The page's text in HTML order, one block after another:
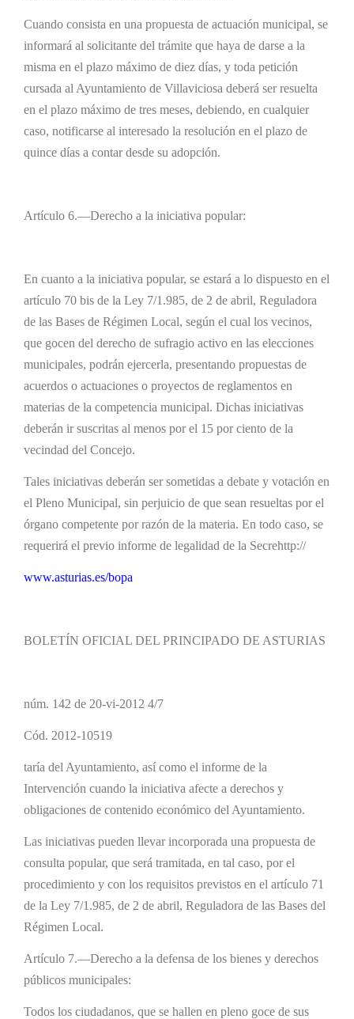
Cuando consista en una propuesta de actuación municipal, se
informará al solicitante del trámite que haya de darse a la
misma en el plazo máximo de diez días, y toda petición
cursada al Ayuntamiento de Villaviciosa deberá ser resuelta
en el plazo máximo de tres meses, debiendo, en cualquier
caso, notificarse al interesado la resolución en el plazo de
quince días a contar desde su adopción.
Artículo 6.—Derecho a la iniciativa popular:
En cuanto a la iniciativa popular, se estará a lo dispuesto en el
artículo 70 bis de la Ley 7/1.985, de 2 de abril, Reguladora
de las Bases de Régimen Local, según el cual los vecinos,
que gocen del derecho de sufragio activo en las elecciones
municipales, podrán ejercerla, presentando propuestas de
acuerdos o actuaciones o proyectos de reglamentos en
materias de la competencia municipal. Dichas iniciativas
deberán ir suscritas al menos por el 15 por ciento de la
vecindad del Concejo.
Tales iniciativas deberán ser sometidas a debate y votación en
el Pleno Municipal, sin perjuicio de que sean resueltas por el
órgano competente por razón de la materia. En todo caso, se
requerirá el previo informe de legalidad de la Secrehttp://
www.asturias.es/bopa
BOLETÍN OFICIAL DEL PRINCIPADO DE ASTURIAS
núm. 142 de 20-vi-2012 4/7
Cód. 2012-10519
taría del Ayuntamiento, así como el informe de la
Intervención cuando la iniciativa afecte a derechos y
obligaciones de contenido económico del Ayuntamiento.
Las iniciativas pueden llevar incorporada una propuesta de
consulta popular, que será tramitada, en tal caso, por el
procedimiento y con los requisitos previstos en el artículo 71
de la Ley 7/1.985, de 2 de abril, Reguladora de las Bases del
Régimen Local.
Artículo 7.—Derecho a la defensa de los bienes y derechos
públicos municipales:
Todos los ciudadanos, que se hallen en pleno goce de sus